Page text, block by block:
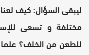
ليبقى السؤال: كيف
مختلفة و تسعى
للطعن من الخلف؟